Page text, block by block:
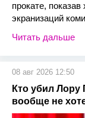
прокате,
экранизаций
Читать дальше
08 авг 2026 12:50
Кто убил
вообще не